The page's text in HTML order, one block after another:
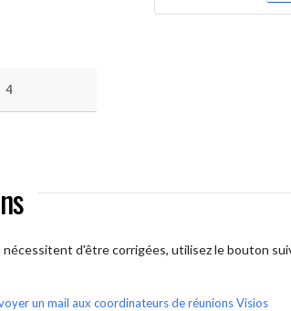
4
d'être corrigées, utilisez le bouton
un mail aux coordinateurs de réunions Visios